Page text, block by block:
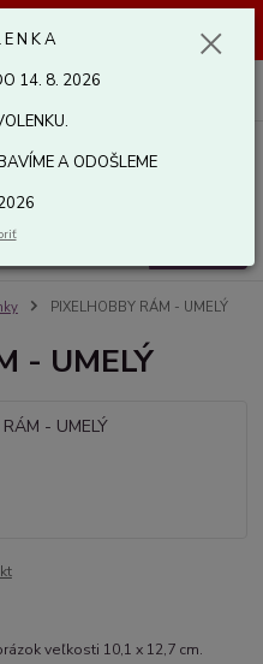
Ďakujeme.
PIXELHOBBY RÁM - UMELÝ
- UMELÝ
veľkosti 10,1 x 12,7 cm.
N K A
14. 8. 2026
A ODOŠLEME